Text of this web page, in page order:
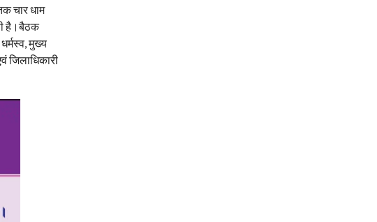
चार धाम
है।बैठक
मुख्य
जिलाधिकारी